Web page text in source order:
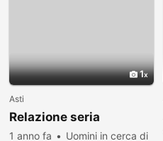
1
Asti
Relazione seria
1 anno fa
Uomini in cerca di